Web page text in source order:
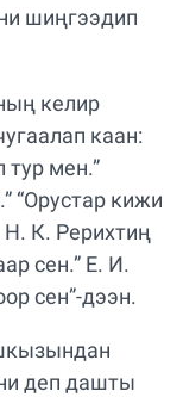
шиңгээдип
келир
каан:
тур мен.”
“Орустар кижи
Н. К. Рерихтиң
сен.” Е. И.
сен”-дээн.
деп дашты